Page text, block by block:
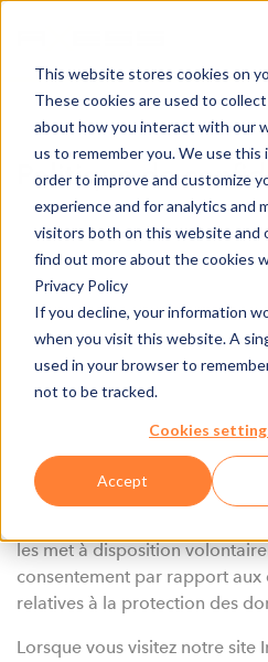
This website stores cookies on
These cookies are used to
about how you interact with our
us to remember you. We use this
order to improve and customize
experience and for analytics and
visitors both on this website and
find out more about the cookies
Privacy Policy
If you decline, your information
when you visit this website. A
used in your browser to
not to be tracked.
Cookies
Accept
Politique de
Protection des données
En tant que propriétaire de ce
prend la protection et la
personnelles très au sérieux.
manière confidentielle, et
vigueur, vos données
le plus grand soin aussi à la
déclaration sur la protection
Aucune donnée personnelle de
conservée sur le site Internet
les met à disposition
consentement par rapport aux
relatives à la protection des
Lorsque vous visitez notre site